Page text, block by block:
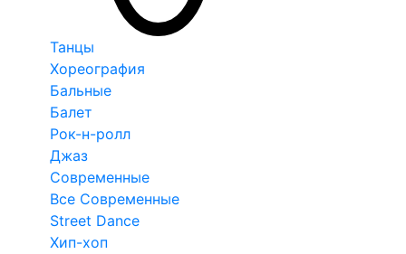
Танцы
Хореография
Бальные
Балет
Рок-н-ролл
Джаз
Современные
Все Современные
Street Dance
Хип-хоп